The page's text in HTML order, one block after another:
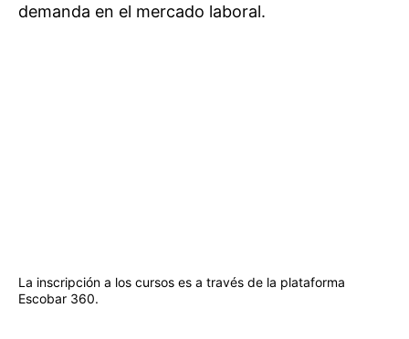
demanda en el mercado laboral.
La inscripción a los cursos es a través de la plataforma
Escobar 360.